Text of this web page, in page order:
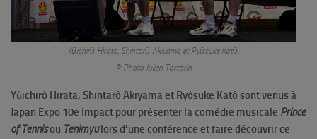
Yūichirō Hirata, Shintarō Akiyama et Ryōsuke Katō.
© Photo Julien Tartarin
Yûichirô Hirata, Shintarô Akiyama et Ryôsuke Katô sont venus à
Japan Expo 10e Impact pour présenter la comédie musicale Prince
of Tennisou Tenimyulors d’une conférence et faire découvrir ce